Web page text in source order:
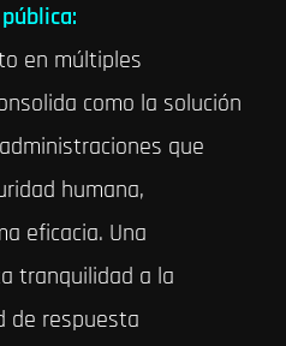
en múltiples
como la solución
que
humana,
eficacia. Una
tranquilidad a la
de respuesta